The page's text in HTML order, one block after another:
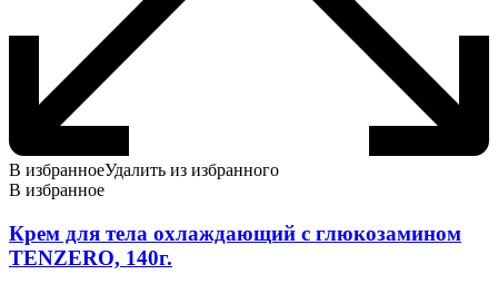
В избранноеУдалить из избранного
В избранное
Крем для тела охлаждающий с глюкозамином
TENZERO, 140г.